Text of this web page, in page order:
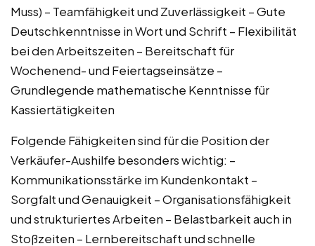
Muss) – Teamfähigkeit und Zuverlässigkeit – Gute
Deutschkenntnisse in Wort und Schrift – Flexibilität
bei den Arbeitszeiten – Bereitschaft für
Wochenend- und Feiertagseinsätze –
Grundlegende mathematische Kenntnisse für
Kassiertätigkeiten
Folgende Fähigkeiten sind für die Position der
Verkäufer-Aushilfe besonders wichtig: –
Kommunikationsstärke im Kundenkontakt –
Sorgfalt und Genauigkeit – Organisationsfähigkeit
und strukturiertes Arbeiten – Belastbarkeit auch in
Stoßzeiten – Lernbereitschaft und schnelle